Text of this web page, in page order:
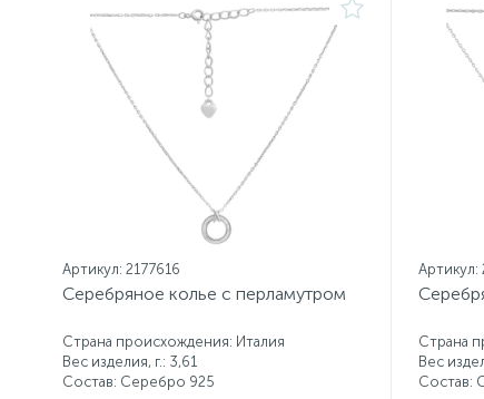
Артикул: 2177616
Серебряное колье с перламутром
Страна происхождения: Италия
Вес изделия, г.: 3,61
Состав: Серебро 925
Артикул:
Страна
Вес
Состав: